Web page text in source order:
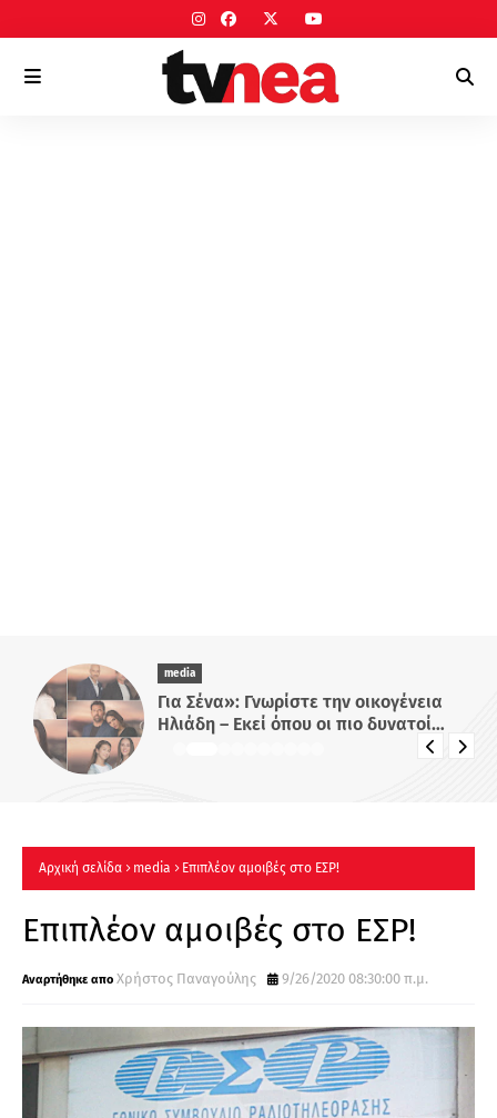
media
Για Σένα»: Γνωρίστε την οικογένεια
Ηλιάδη – Εκεί όπου οι πιο δυνατοί
δεσμοί δοκιμάζονται περισσότερο !
Αρχική σελίδα media Επιπλέον αμοιβές στο ΕΣΡ!
Επιπλέον αμοιβές στο ΕΣΡ!
Χρήστος Παναγούλης 9/26/2020 08:30:00 π.μ.